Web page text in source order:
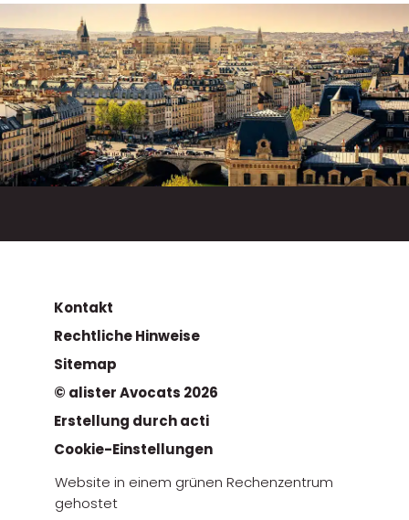
Kontakt
Rechtliche Hinweise
Sitemap
© alister Avocats 2026
Erstellung durch acti
Cookie-Einstellungen
Website in einem grünen Rechenzentrum
gehostet